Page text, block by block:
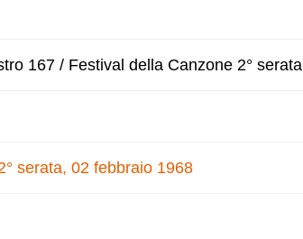
167 / Festival della Canzone 2° serata
serata, 02 febbraio 1968